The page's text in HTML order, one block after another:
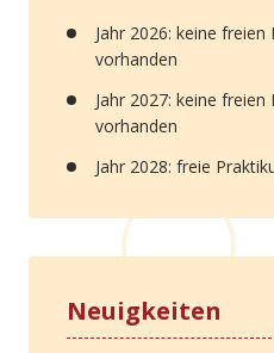
Jahr 2026: keine
vorhanden
Jahr 2027: keine
vorhanden
Jahr 2028: freie
Neuigkeiten